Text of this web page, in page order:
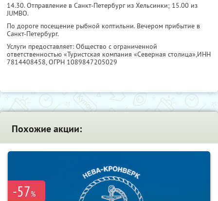
14.30. Отправление в Санкт-Петербург из Хельсинки; 15.00 из
JUMBO.
По дороге посещение рыбной коптильни. Вечером прибытие в
Санкт-Петербург.
Услуги предоставляет: Общество с ограниченной
ответственностью «Туристская компания «Северная столица»,ИНН
7814408458, ОГРН 1089847205029
Похожие акции:
-57%